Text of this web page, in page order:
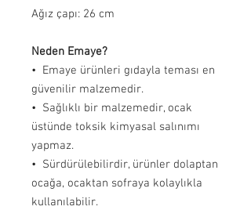
Ağız çapı: 26 cm
Neden Emaye?
•⁠ ⁠Emaye ürünleri gıdayla teması en
güvenilir malzemedir.
•⁠ ⁠Sağlıklı bir malzemedir, ocak
üstünde toksik kimyasal salınımı
yapmaz.
•⁠ ⁠Sürdürülebilirdir, ürünler dolaptan
ocağa, ocaktan sofraya kolaylıkla
kullanılabilir.